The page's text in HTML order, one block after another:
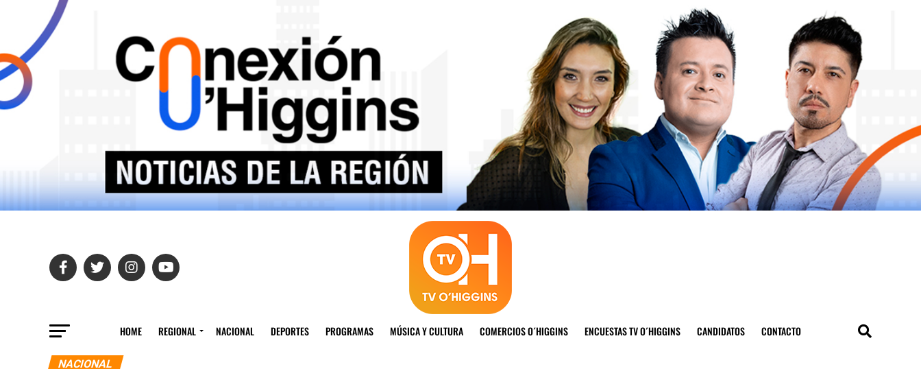
HOME REGIONAL NACIONAL DEPORTES PROGRAMAS MÚSICA Y CULTURA COMERCIOS O´HIGGINS ENCUESTAS TV O´HIGGINS CANDIDATOS CONTACTO
NACIONAL